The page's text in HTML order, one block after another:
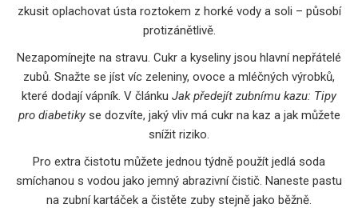
zkusit oplachovat ústa roztokem z horké vody a soli – působí
protizánětlivě.
Nezapomínejte na stravu. Cukr a kyseliny jsou hlavní nepřátelé
zubů. Snažte se jíst víc zeleniny, ovoce a mléčných výrobků,
které dodají vápník. V článku Jak předejít zubnímu kazu: Tipy
pro diabetikyse dozvíte, jaký vliv má cukr na kaz a jak můžete
snížit riziko.
Pro extra čistotu můžete jednou týdně použít jedlá soda
smíchanou s vodou jako jemný abrazivní čistič. Naneste pastu
na zubní kartáček a čistěte zuby stejně jako běžně.